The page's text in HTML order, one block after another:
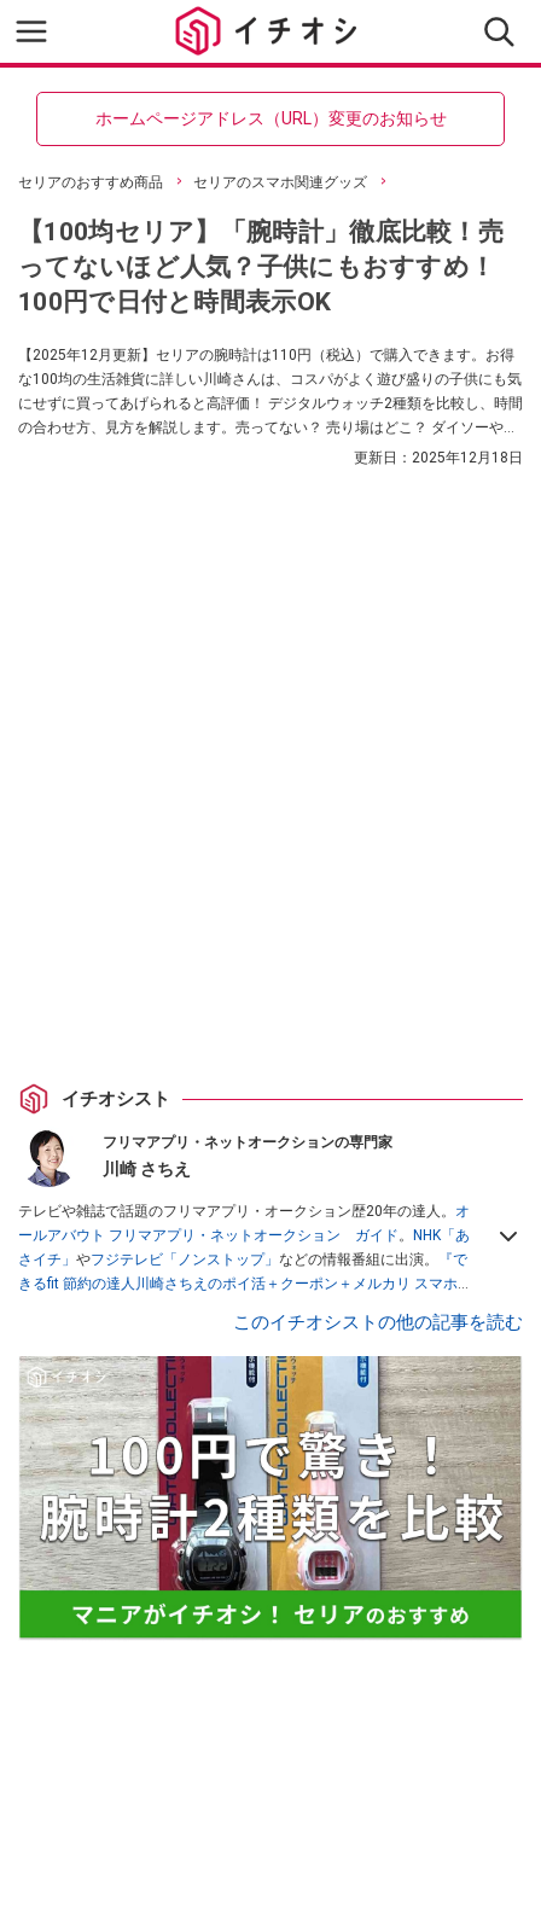
ホームページアドレス（URL）変更のお知らせ
セリアのおすすめ商品 セリアのスマホ関連グッズ
【100均セリア】「腕時計」徹底比較！売
ってないほど人気？子供にもおすすめ！
100円で日付と時間表示OK
【2025年12月更新】セリアの腕時計は110円（税込）で購入できます。お得
な100均の生活雑貨に詳しい川崎さんは、コスパがよく遊び盛りの子供にも気
にせずに買ってあげられると高評価！ デジタルウォッチ2種類を比較し、時間
の合わせ方、見方を解説します。売ってない？ 売り場はどこ？ ダイソーやキ
ャンドゥの販売情報は？ といった気になる疑問にも答えます。
更新日： 2025年12月18日
イチオシスト
フリマアプリ・ネットオークションの専門家
川崎 さちえ
テレビや雑誌で話題のフリマアプリ・オークション歴20年の達人。 オ
ールアバウト フリマアプリ・ネットオークション ガイド。
NHK「あ
さイチ」 やフジテレビ「ノンストップ」 などの情報番組に出演。
『で
きるfit 節約の達人川崎さちえのポイ活＋クーポン＋メルカリ スマホで
スマホ1つでスキマ時間に効率的に稼ぐ！』（翔泳社刊） ほか著書多
数。ブログは「川崎さちえのごちゃまぜ日記」。
■経歴：2003年、夫が子育てをするために、突然会社を辞める。翌月
からの給料が０円になり、家にいながら、しかも空いた時間でできる
オークションに目をつける。しかし、取引の仕方がわからずに、まず
は落札者として参加。その後、出品者側にまわり、家の中の物を出品
しまくる。出品する物がほぼなくなってからは、仕入れを経験。ネッ
トオークションを生活の一部に取り入れるべく、「ネットオークショ
ンやフリマアプリは生活のインフラになる」という考えを持つ。また
消費税増税の社会においては、ネットオークションやフリマアプリが
家計の救世主になりえると考え、業者とは違う視点でユーザーとして
このイチオシストの他の記事を読む